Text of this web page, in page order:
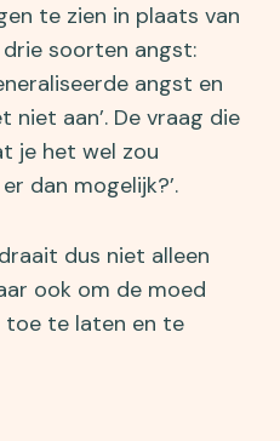
te zien in plaats van
drie soorten angst:
angst en
niet aan’. De vraag die
je het wel zou
dan mogelijk?’.
dus niet alleen
ook om de moed
toe te laten en te